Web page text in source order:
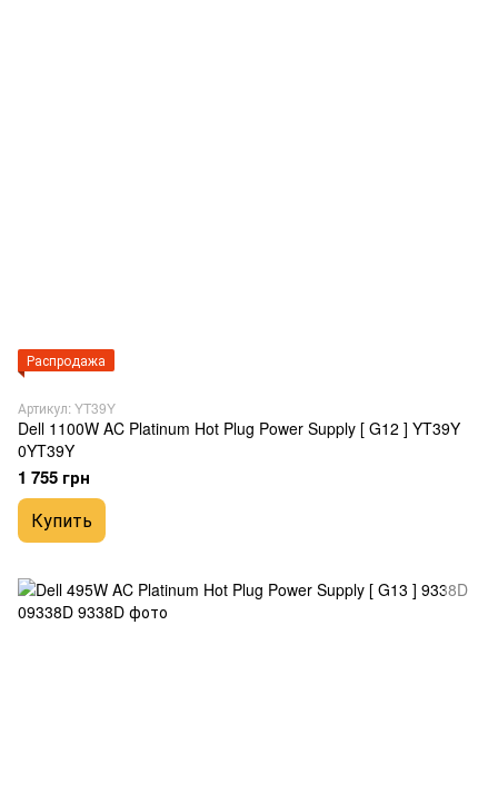
Распродажа
Артикул: YT39Y
Dell 1100W AC Platinum Hot Plug Power Supply [ G12 ] YT39Y
0YT39Y
1 755 грн
Купить